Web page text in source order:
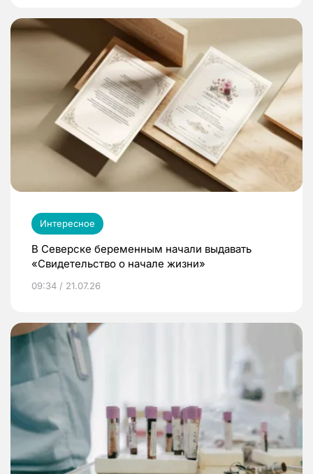
Интересное
В Северске беременным начали выдавать
«Свидетельство о начале жизни»
09:34 / 21.07.26